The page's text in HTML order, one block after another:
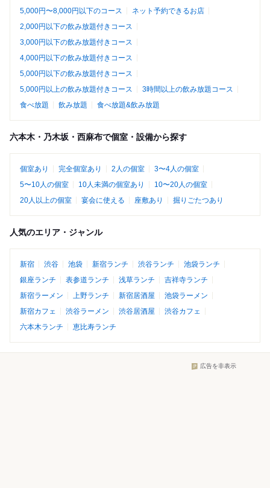
5,000円〜8,000円以下のコース
ネット予約できるお店
2,000円以下の飲み放題付きコース
3,000円以下の飲み放題付きコース
4,000円以下の飲み放題付きコース
5,000円以下の飲み放題付きコース
5,000円以上の飲み放題付きコース
3時間以上の飲み放題コース
食べ放題
飲み放題 食べ放題&飲み放題
六本木・乃木坂・西麻布で個室・設備から探す
個室あり 完全個室あり 2人の個室
3〜4人の個室
5〜10人の個室
10人未満の個室あり
10〜20人の個室
20人以上の個室
宴会に使える 座敷あり 掘りごたつあり
人気のエリア・ジャンル
新宿 渋谷 池袋 新宿ランチ 渋谷ランチ
池袋ランチ
銀座ランチ
表参道ランチ 浅草ランチ
吉祥寺ランチ
新宿ラーメン
上野ランチ 新宿居酒屋
池袋ラーメン
新宿カフェ
渋谷ラーメン 渋谷居酒屋
渋谷カフェ
六本木ランチ
恵比寿ランチ
広告を非表示